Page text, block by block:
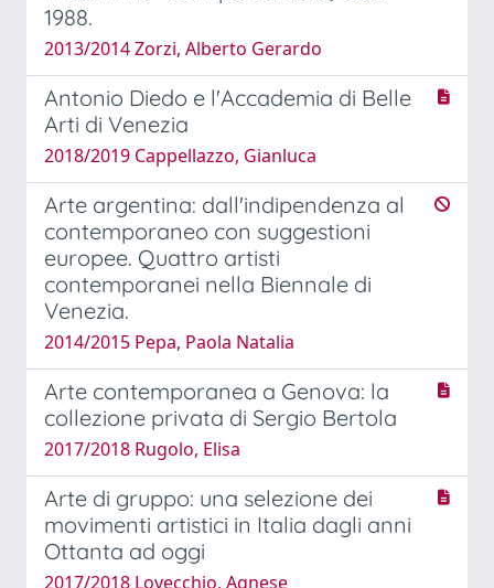
1988.
2013/2014 Zorzi, Alberto Gerardo
Antonio Diedo e l'Accademia di Belle
Arti di Venezia
2018/2019 Cappellazzo, Gianluca
Arte argentina: dall'indipendenza al
contemporaneo con suggestioni
europee. Quattro artisti
contemporanei nella Biennale di
Venezia.
2014/2015 Pepa, Paola Natalia
Arte contemporanea a Genova: la
collezione privata di Sergio Bertola
2017/2018 Rugolo, Elisa
Arte di gruppo: una selezione dei
movimenti artistici in Italia dagli anni
Ottanta ad oggi
2017/2018 Lovecchio, Agnese